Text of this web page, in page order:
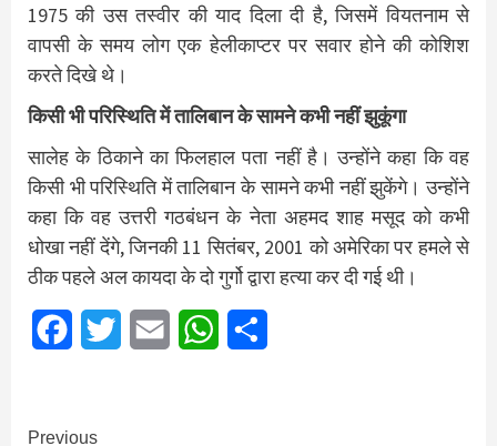
1975 की उस तस्वीर की याद दिला दी है, जिसमें वियतनाम से
वापसी के समय लोग एक हेलीकाप्टर पर सवार होने की कोशिश
करते दिखे थे।
किसी भी परिस्थिति में तालिबान के सामने कभी नहीं झुकूंगा
सालेह के ठिकाने का फिलहाल पता नहीं है। उन्होंने कहा कि वह
किसी भी परिस्थिति में तालिबान के सामने कभी नहीं झुकेंगे। उन्होंने
कहा कि वह उत्तरी गठबंधन के नेता अहमद शाह मसूद को कभी
धोखा नहीं देंगे, जिनकी 11 सितंबर, 2001 को अमेरिका पर हमले से
ठीक पहले अल कायदा के दो गुर्गो द्वारा हत्या कर दी गई थी।
FacebookTwitter Email WhatsApp
Previous